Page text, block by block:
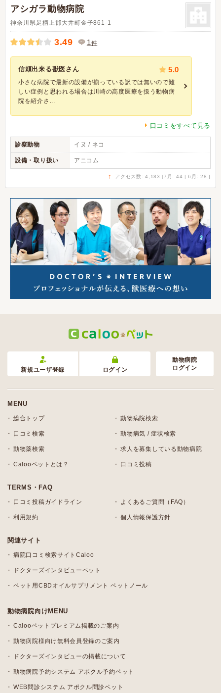
アシガラ動物病院
神奈川県足柄上郡大井町金子861-1
3.49 1件
信頼出来る獣医さん 5.0
小さな病院で最新の設備が揃っている訳では無いので難
しい症例と思われる場合は川崎の高度医療を扱う動物病
院を紹介さ...
口コミをすべて見る
診察動物 イヌ / ネコ
設備・取り扱い アニコム
↑ アクセス数: 4,183 [7月: 44 | 6月: 28 ]
新規ユーザ登録 ログイン
動物病院
ログイン
MENU
総合トップ 動物病院検索
口コミ検索 動物病気 / 症状検索
動物薬検索 求人を募集している動物病院
Calooペットとは？ 口コミ投稿
TERMS・FAQ
口コミ投稿ガイドライン よくあるご質問（FAQ）
利用規約 個人情報保護方針
関連サイト
病院口コミ検索サイトCaloo
ドクターズインタビューペット
ペット用CBDオイルサプリメント ペットノール
動物病院向けMENU
Calooペットプレミアム掲載のご案内
動物病院様向け無料会員登録のご案内
ドクターズインタビューの掲載について
動物病院予約システム アポクル予約ペット
WEB問診システム アポクル問診ペット